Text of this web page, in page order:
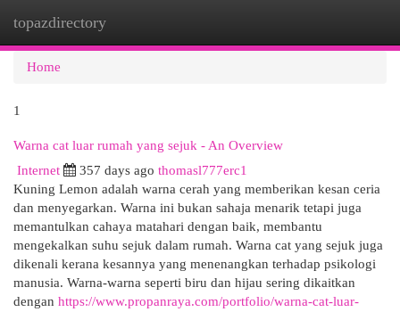
topazdirectory
Home
1
Warna cat luar rumah yang sejuk - An Overview
Internet 357 days ago thomasl777erc1
Kuning Lemon adalah warna cerah yang memberikan kesan ceria
dan menyegarkan. Warna ini bukan sahaja menarik tetapi juga
memantulkan cahaya matahari dengan baik, membantu
mengekalkan suhu sejuk dalam rumah. Warna cat yang sejuk juga
dikenali kerana kesannya yang menenangkan terhadap psikologi
manusia. Warna-warna seperti biru dan hijau sering dikaitkan
dengan https://www.propanraya.com/portfolio/warna-cat-luar-